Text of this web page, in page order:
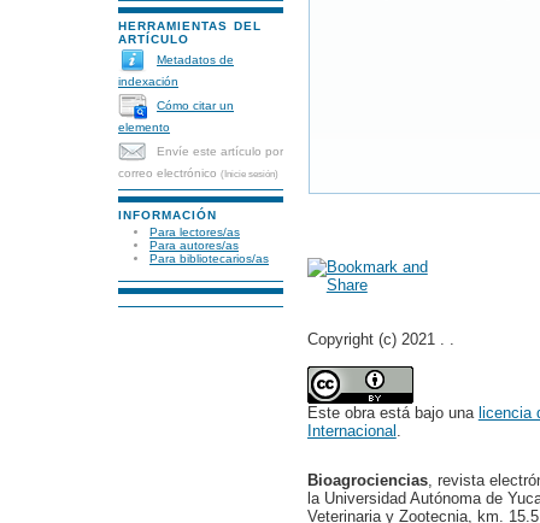
HERRAMIENTAS DEL
ARTÍCULO
Metadatos de
indexación
Cómo citar un
elemento
Envíe este artículo por
correo electrónico (Inicie sesión)
INFORMACIÓN
Para lectores/as
Para autores/as
Para bibliotecarios/as
Copyright (c) 2021 . .
Este obra está bajo una licencia
Internacional
Bioagrociencias, revista
la Universidad Autónoma de
Veterinaria y Zootecnia, km.